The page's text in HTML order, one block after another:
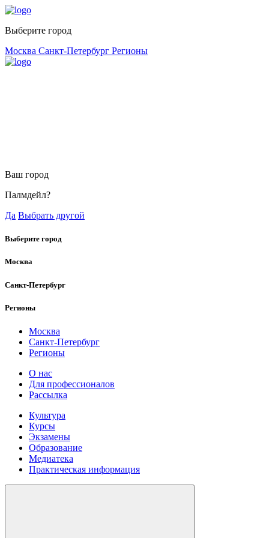
Выберите город
Москва Санкт-Петербург Регионы
Ваш город
Палмдейл?
Да Выбрать другой
Выберите город
Москва
Санкт-Петербург
Регионы
Москва
Санкт-Петербург
Регионы
О нас
Для профессионалов
Рассылка
Культура
Курсы
Экзамены
Образование
Медиатека
Практическая информация